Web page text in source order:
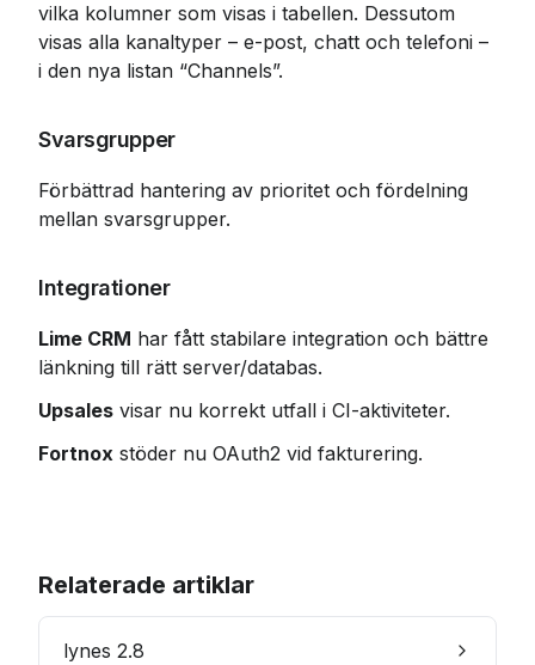
vilka kolumner som visas i tabellen. Dessutom
visas alla kanaltyper – e-post, chatt och telefoni –
i den nya listan “Channels”.
Svarsgrupper
Förbättrad hantering av prioritet och fördelning
mellan svarsgrupper.
Integrationer
Lime CRM har fått stabilare integration och bättre
länkning till rätt server/databas.
Upsales visar nu korrekt utfall i CI-aktiviteter.
Fortnox stöder nu OAuth2 vid fakturering.
Relaterade artiklar
lynes 2.8